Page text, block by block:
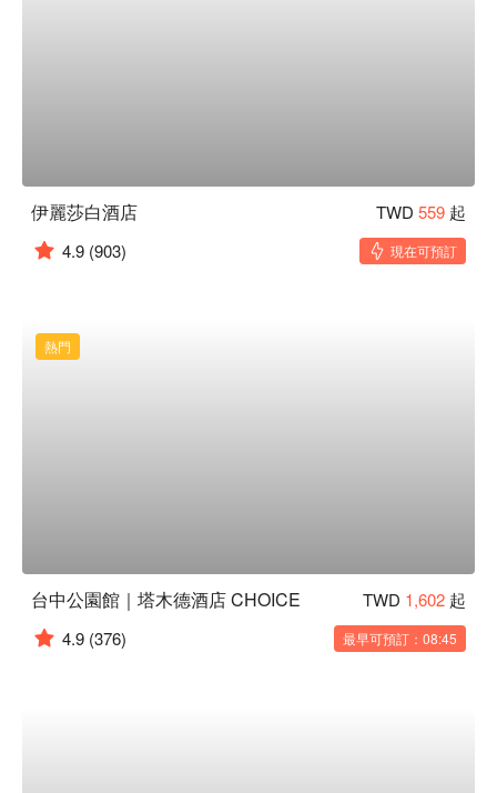
伊麗莎白酒店 TWD 559 起
4.9 (903) 現在可預訂
熱門
台中公園館｜塔木德酒店 CHOICE TWD 1,602 起
4.9 (376) 最早可預訂：08:45